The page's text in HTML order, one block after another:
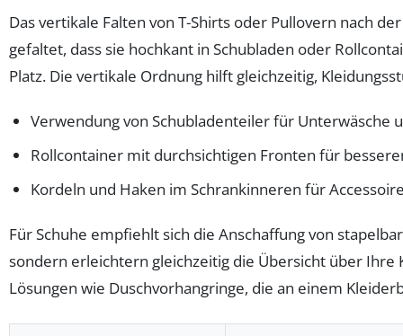
Das vertikale Falten von T-Shirts oder Pullovern nach
gefaltet, dass sie hochkant in Schubladen oder
Platz. Die vertikale Ordnung hilft gleichzeitig,
Verwendung von Schubladenteiler für Unterwäsche
Rollcontainer mit durchsichtigen Fronten für
Kordeln und Haken im Schrankinneren für
Für Schuhe empfiehlt sich die Anschaffung von
sondern erleichtern gleichzeitig die Übersicht über
Lösungen wie Duschvorhangringe, die an einem